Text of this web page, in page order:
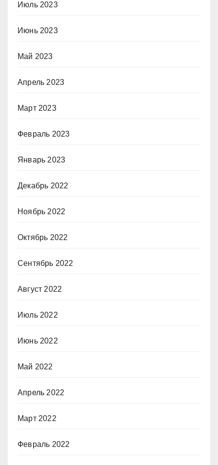
Июль 2023
Июнь 2023
Май 2023
Апрель 2023
Март 2023
Февраль 2023
Январь 2023
Декабрь 2022
Ноябрь 2022
Октябрь 2022
Сентябрь 2022
Август 2022
Июль 2022
Июнь 2022
Май 2022
Апрель 2022
Март 2022
Февраль 2022